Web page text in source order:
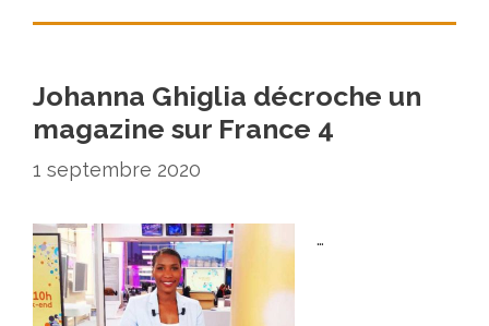
Johanna Ghiglia décroche un
magazine sur France 4
1 septembre 2020
…